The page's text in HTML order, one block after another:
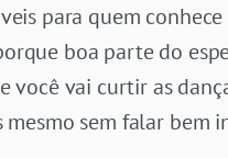
para quem
boa parte do
você vai curtir as
mesmo sem falar bem